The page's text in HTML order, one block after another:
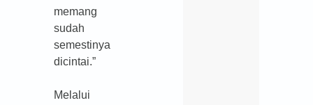
memang
sudah
semestinya
dicintai.”
Melalui